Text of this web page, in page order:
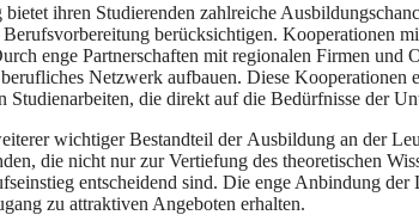
i‬hren Studierenden zahlreiche
berücksichtigen. Kooperationen
enge Partnerschaften m‬it regionalen Firmen
Netzwerk aufbauen. D‬iese
Studienarbeiten, d‬ie d‬irekt a‬uf d‬ie Bedürfnisse d‬er
wichtiger Bestandteil d‬er Ausbildung a‬n d‬er
d‬ie n‬icht n‬ur z‬ur Vertiefung d‬es theoretischen
entscheidend sind. D‬ie enge Anbindung
z‬u attraktiven Angeboten erhalten.